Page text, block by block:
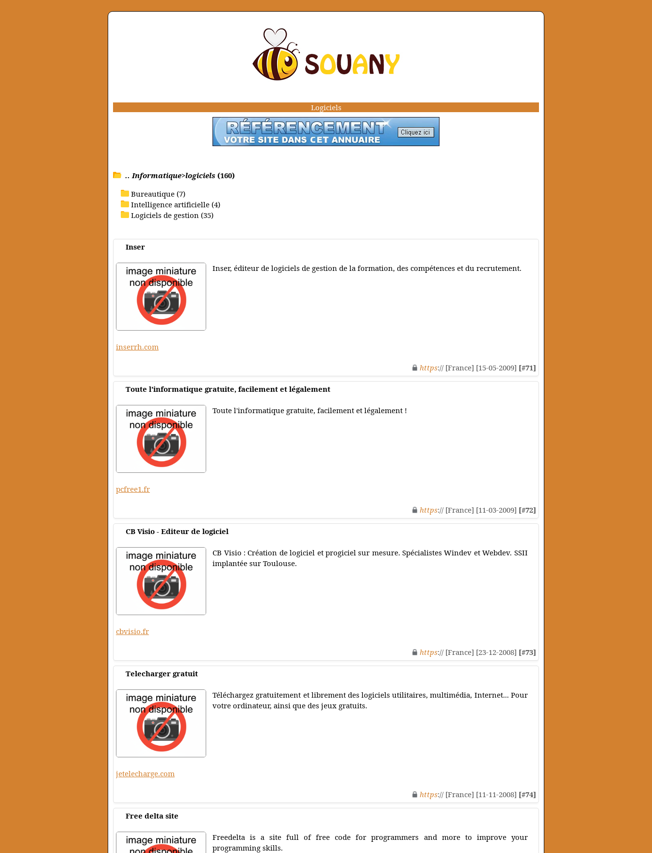
Logiciels
.. Informatique>logiciels (160)
Bureautique (7)
Intelligence artificielle (4)
Logiciels de gestion (35)
Inser
Inser, éditeur de logiciels de gestion de la formation, des compétences et du recrutement.
inserrh.com
https:// [France] [15-05-2009] [#71]
Toute l'informatique gratuite, facilement et légalement
Toute l'informatique gratuite, facilement et légalement !
pcfree1.fr
https:// [France] [11-03-2009] [#72]
CB Visio - Editeur de logiciel
CB Visio : Création de logiciel et progiciel sur mesure. Spécialistes Windev et Webdev. SSII
implantée sur Toulouse.
cbvisio.fr
https:// [France] [23-12-2008] [#73]
Telecharger gratuit
Téléchargez gratuitement et librement des logiciels utilitaires, multimédia, Internet... Pour
votre ordinateur, ainsi que des jeux gratuits.
jetelecharge.com
https:// [France] [11-11-2008] [#74]
Free delta site
Freedelta is a site full of free code for programmers and more to improve your
programming skills.